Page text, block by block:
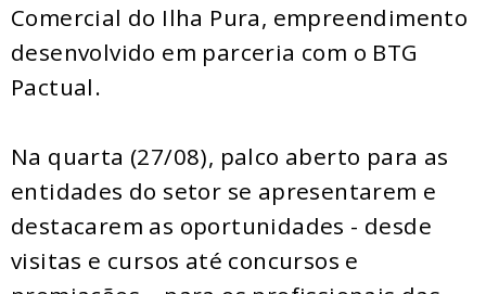
Comercial do Ilha Pura, empreendimento
desenvolvido em parceria com o BTG
Pactual.
Na quarta (27/08), palco aberto para as
entidades do setor se apresentarem e
destacarem as oportunidades - desde
visitas e cursos até concursos e